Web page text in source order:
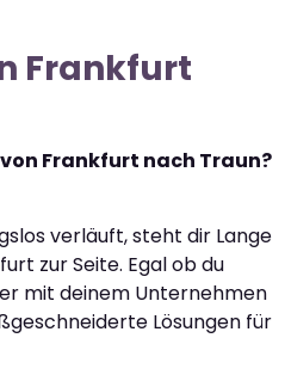
Frankfurt
Frankfurt nach Traun?
verläuft, steht dir Lange
zur Seite. Egal ob du
mit deinem Unternehmen
Lösungen für